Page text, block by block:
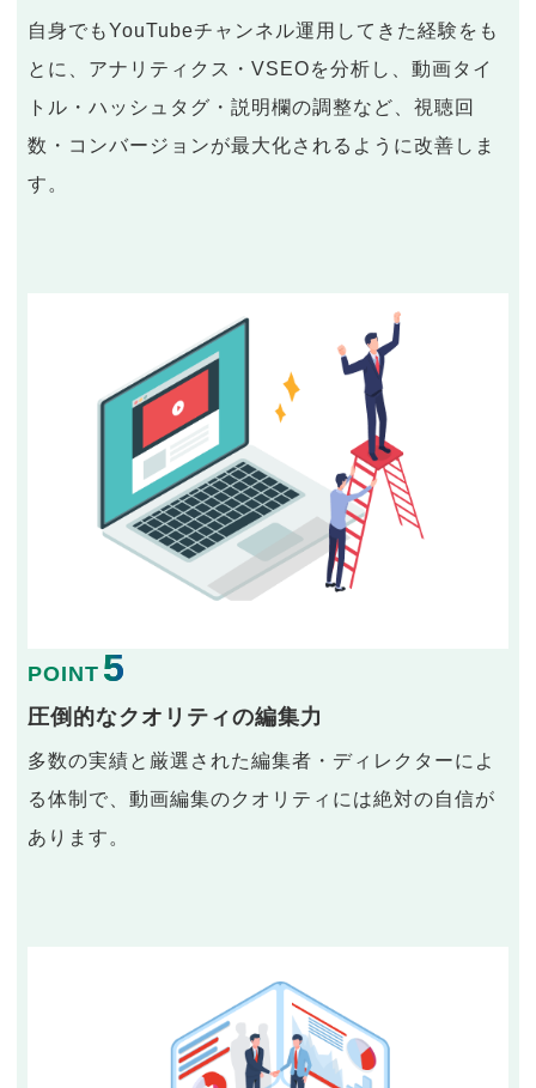
自身でもYouTubeチャンネル運用してきた経験をも
とに、アナリティクス・VSEOを分析し、動画タイ
トル・ハッシュタグ・説明欄の調整など、視聴回
数・コンバージョンが最大化されるように改善しま
す。
POINT 5
圧倒的なクオリティの編集力
多数の実績と厳選された編集者・ディレクターによ
る体制で、動画編集のクオリティには絶対の自信が
あります。